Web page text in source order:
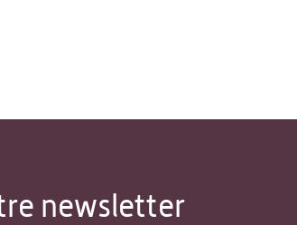
newsletter